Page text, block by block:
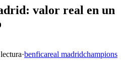
valor real en un
·benficareal madridchampions